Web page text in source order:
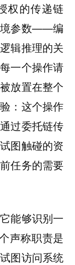
权的传递链
境参数——编
辑推理的关
一个操作请
放置在整个
：这个操作
过委托链传
图触碰的资
任务的需要
能够识别一
声称职责是
图访问系统